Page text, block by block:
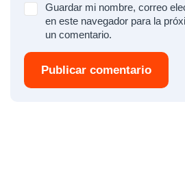
Guardar mi nombre, correo
en este navegador para la
un comentario.
Publicar comentario